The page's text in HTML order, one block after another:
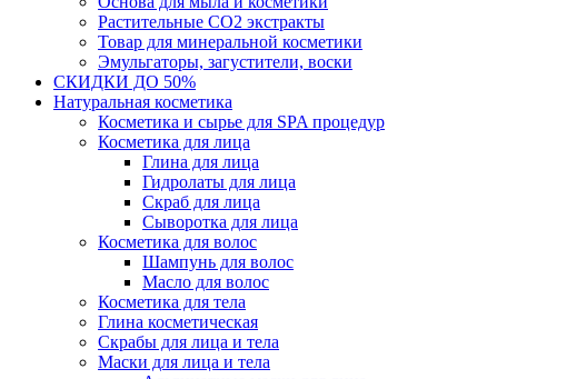
Растительные СО2 экстракты
Товар для минеральной косметики
Эмульгаторы, загустители, воски
СКИДКИ ДО 50%
Натуральная косметика
Косметика и сырье для SPA процедур
Косметика для лица
Глина для лица
Гидролаты для лица
Скраб для лица
Сыворотка для лица
Косметика для волос
Шампунь для волос
Масло для волос
Косметика для тела
Глина косметическая
Скрабы для лица и тела
Маски для лица и тела